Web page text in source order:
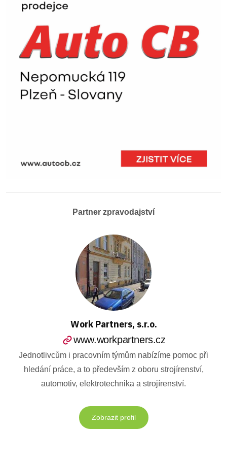
Partner zpravodajství
Work Partners, s.r.o.
www.workpartners.cz
Jednotlivcům i pracovním týmům nabízíme pomoc při
hledání práce, a to především z oboru strojírenství,
automotiv, elektrotechnika a strojírenství.
Zobrazit profil